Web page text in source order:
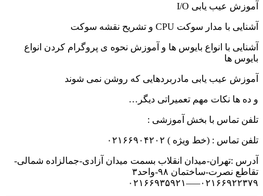
آموزش عیب یابی I/O
آشنایی با مدار سوکت CPU و تشریح نقشه سوکت
آشنایی با انواع بایوس ها و آموزش نحوه ی پروگرام کردن انواع
بایوس ها
آموزش عیب یابی مادربردهایی که روشن نمی شوند
و ده ها نکات مهم تعمیراتی دیگر…
تلفن تماس با بخش آموزشی :
تلفن تماس : (خط ویژه ) ۰۲۱۶۶۹۰۴۲۰۲
آدرس :تهران-میدان انقلاب بسمت میدان آزادی-جمالزاده شمالی-
تقاطع نصرت-ساختمان ۹۸-واحد۳
۰۲۱۶۶۹۲۲۳۷۹—–۰۲۱۶۶۹۳۵۹۲۱